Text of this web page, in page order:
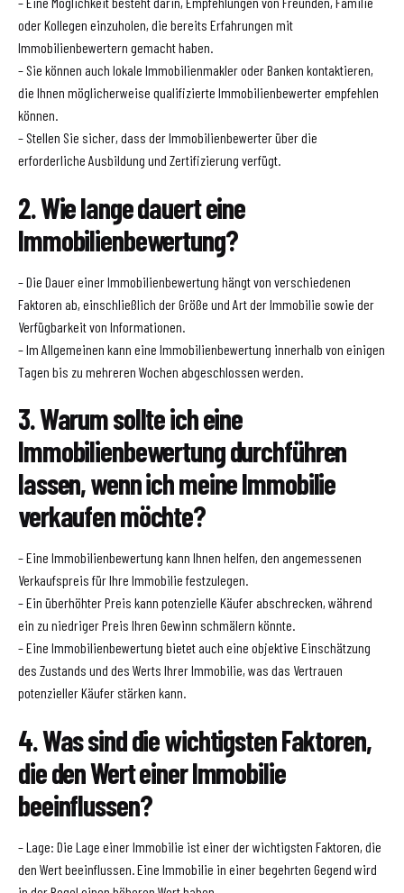
oder Kollegen einzuholen, die bereits Erfahrungen mit
Immobilienbewertern gemacht haben.
– Sie können auch lokale Immobilienmakler oder Banken kontaktieren,
die Ihnen möglicherweise qualifizierte Immobilienbewerter empfehlen
können.
– Stellen Sie sicher, dass der Immobilienbewerter über die
erforderliche Ausbildung und Zertifizierung verfügt.
2. Wie lange dauert eine
Immobilienbewertung?
– Die Dauer einer Immobilienbewertung hängt von verschiedenen
Faktoren ab, einschließlich der Größe und Art der Immobilie sowie der
Verfügbarkeit von Informationen.
– Im Allgemeinen kann eine Immobilienbewertung innerhalb von einigen
Tagen bis zu mehreren Wochen abgeschlossen werden.
3. Warum sollte ich eine
Immobilienbewertung durchführen
lassen, wenn ich meine Immobilie
verkaufen möchte?
– Eine Immobilienbewertung kann Ihnen helfen, den angemessenen
Verkaufspreis für Ihre Immobilie festzulegen.
– Ein überhöhter Preis kann potenzielle Käufer abschrecken, während
ein zu niedriger Preis Ihren Gewinn schmälern könnte.
– Eine Immobilienbewertung bietet auch eine objektive Einschätzung
des Zustands und des Werts Ihrer Immobilie, was das Vertrauen
potenzieller Käufer stärken kann.
4. Was sind die wichtigsten Faktoren,
die den Wert einer Immobilie
beeinflussen?
– Lage: Die Lage einer Immobilie ist einer der wichtigsten Faktoren, die
den Wert beeinflussen. Eine Immobilie in einer begehrten Gegend wird